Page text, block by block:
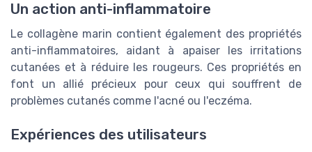
Un action anti-inflammatoire
Le collagène marin contient également des propriétés
anti-inflammatoires, aidant à apaiser les irritations
cutanées et à réduire les rougeurs. Ces propriétés en
font un allié précieux pour ceux qui souffrent de
problèmes cutanés comme l'acné ou l'eczéma.
Expériences des utilisateurs